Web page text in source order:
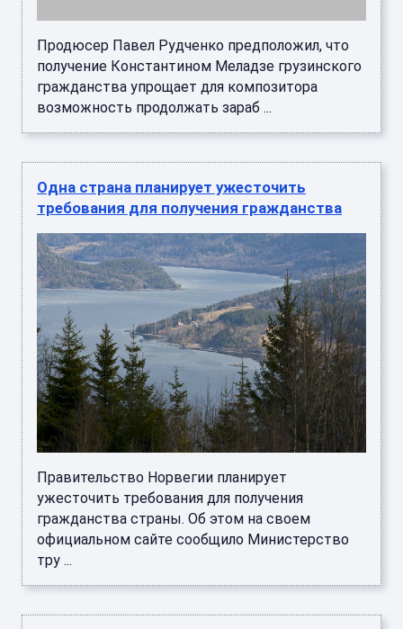
Продюсер Павел Рудченко предположил, что
получение Константином Меладзе грузинского
гражданства упрощает для композитора
возможность продолжать зараб ...
Одна страна планирует ужесточить
требования для получения гражданства
Правительство Норвегии планирует
ужесточить требования для получения
гражданства страны. Об этом на своем
официальном сайте сообщило Министерство
тру ...